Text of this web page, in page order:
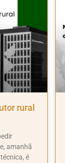
rural
amanhã
é